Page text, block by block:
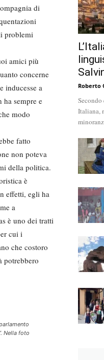
di
problemi
amici più
concerne
inducesse a
sempre e
modo
fatto
non poteva
della politica.
è
effetti, egli ha
a
è uno dei tratti
cui i
che costoro
potrebbero
Nella foto
Roberto
Italiana,